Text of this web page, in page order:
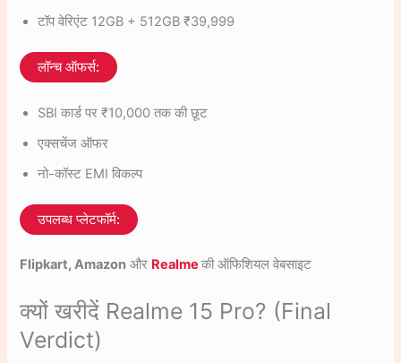
टॉप वेरिएंट 12GB + 512GB ₹39,999
लॉन्च ऑफर्स:
SBI कार्ड पर ₹10,000 तक की छूट
एक्सचेंज ऑफर
नो-कॉस्ट EMI विकल्प
उपलब्ध प्लेटफॉर्म:
Flipkart, Amazon और Realmeकी ऑफिशियल वेबसाइट
क्यों खरीदें Realme 15 Pro? (Final
Verdict)